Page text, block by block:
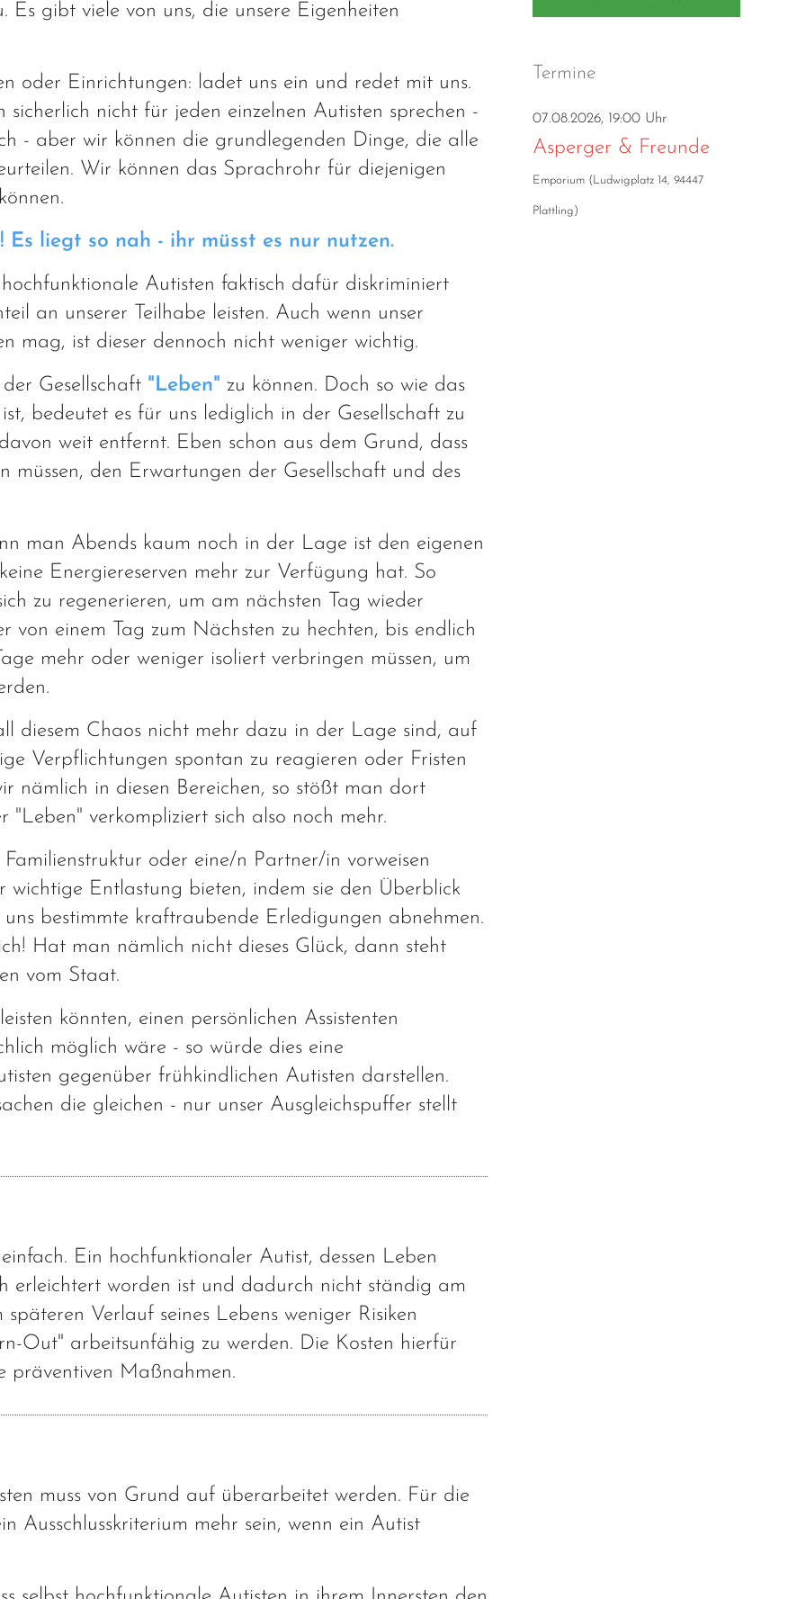
Es gibt viele von uns, die unsere Eigenheiten
oder Einrichtungen: ladet uns ein und redet mit uns.
sicherlich nicht für jeden einzelnen Autisten sprechen -
- aber wir können die grundlegenden Dinge, die alle
Wir können das Sprachrohr für diejenigen
Es liegt so nah - ihr müsst es nur nutzen.
Autisten faktisch dafür diskriminiert
an unserer Teilhabe leisten. Auch wenn unser
mag, ist dieser dennoch nicht weniger wichtig.
Gesellschaft "Leben" zu können. Doch so wie das
bedeutet es für uns lediglich in der Gesellschaft zu
weit entfernt. Eben schon aus dem Grund, dass
müssen, den Erwartungen der Gesellschaft und des
man Abends kaum noch in der Lage ist den eigenen
Energiereserven mehr zur Verfügung hat. So
zu regenerieren, um am nächsten Tag wieder
von einem Tag zum Nächsten zu hechten, bis endlich
mehr oder weniger isoliert verbringen müssen, um
diesem Chaos nicht mehr dazu in der Lage sind, auf
Verpflichtungen spontan zu reagieren oder Fristen
nämlich in diesen Bereichen, so stößt man dort
"Leben" verkompliziert sich also noch mehr.
oder eine/n Partner/in vorweisen
wichtige Entlastung bieten, indem sie den Überblick
uns bestimmte kraftraubende Erledigungen abnehmen.
Hat man nämlich nicht dieses Glück, dann steht
vom Staat.
könnten, einen persönlichen Assistenten
möglich wäre - so würde dies eine
gegenüber frühkindlichen Autisten darstellen.
die gleichen - nur unser Ausgleichspuffer stellt
Ein hochfunktionaler Autist, dessen Leben
erleichtert worden ist und dadurch nicht ständig am
Verlauf seines Lebens weniger Risiken
Out" arbeitsunfähig zu werden. Die Kosten hierfür
präventiven Maßnahmen.
muss von Grund auf überarbeitet werden. Für die
Ausschlusskriterium mehr sein, wenn ein Autist
Termine
07.08.2026, 19:00 Uhr
Asperger & Freunde
Emporium ( Ludwigplatz 14, 94447
Plattling )